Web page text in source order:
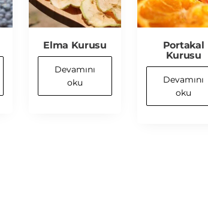
Elma Kurusu
Devamını
oku
Portakal
Kurusu
Devamını
oku